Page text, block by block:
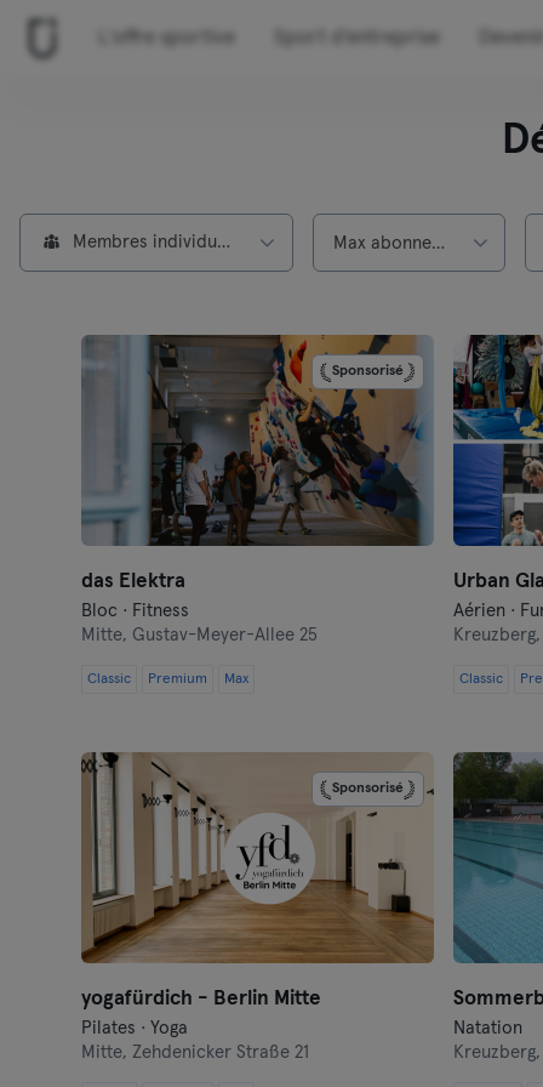
Membres individuels Max abonnement
Sponsorisé
das Elektra
Bloc · Fitness
Mitte, Gustav-Meyer-Allee 25
Classic Premium Max
Urban
Aérien ·
Kreuzberg,
Classic
Sponsorisé
yogafürdich - Berlin Mitte
Pilates · Yoga
Mitte,Zehdenicker Straße 21
Natation
Kreuzberg,